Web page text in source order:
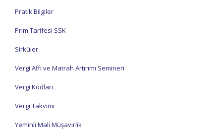
Pratik Bilgiler
Prim Tarifesi SSK
Sirküler
Vergi Affı ve Matrah Artırımı Semineri
Vergi Kodları
Vergi Takvimi
Yeminli Mali Müşavirlik